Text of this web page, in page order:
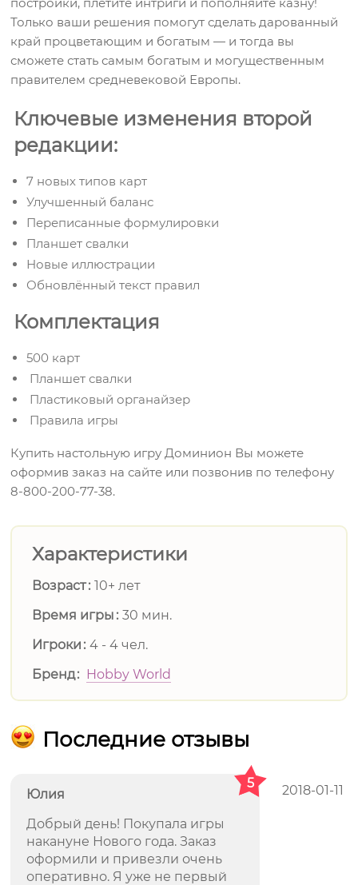
Только ваши решения помогут сделать дарованный
край процветающим и богатым — и тогда вы
сможете стать самым богатым и могущественным
правителем средневековой Европы.
Ключевые изменения второй
редакции:
7 новых типов карт
Улучшенный баланс
Переписанные формулировки
Планшет свалки
Новые иллюстрации
Обновлённый текст правил
Комплектация
500 карт
Планшет свалки
Пластиковый органайзер
Правила игры
Купить настольную игру Доминион Вы можете
оформив заказ на сайте или позвонив по телефону
8-800-200-77-38.
Характеристики
Возраст 10+ лет
Время игры 30 мин.
Игроки 4 - 4 чел.
Бренд
Hobby World
Последние отзывы
Юлия 2018-01-11
5
Добрый день! Покупала игры
накануне Нового года. Заказ
оформили и привезли очень
оперативно. Я уже не первый